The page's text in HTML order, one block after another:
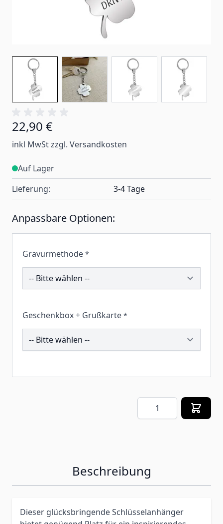
22,90 €
inkl MwSt zzgl. Versandkosten
Auf Lager
Lieferung:
3-4 Tage
Anpassbare Optionen:
Gravurmethode *
201906
Geschenkbox + Grußkarte *
260075
Menge
Beschreibung
Dieser glücksbringende Schlüsselanhänger